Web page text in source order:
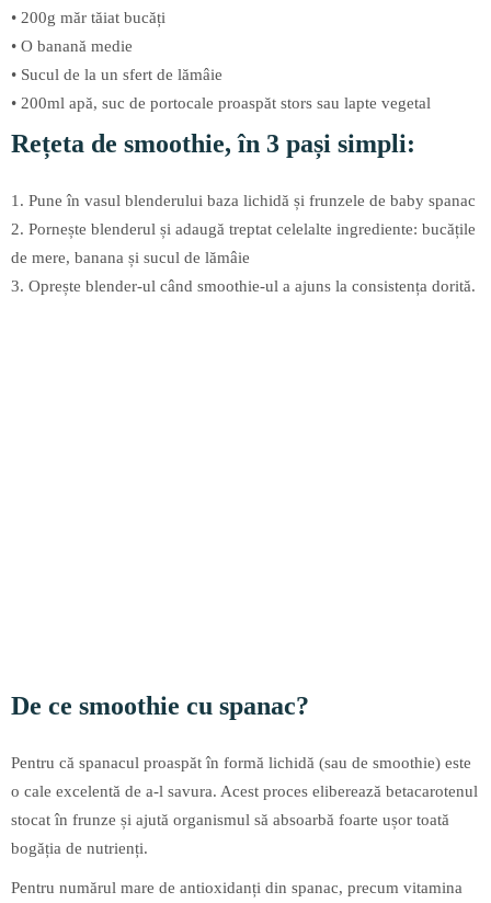
• 200g măr tăiat bucăți
• O banană medie
• Sucul de la un sfert de lămâie
• 200ml apă, suc de portocale proaspăt stors sau lapte vegetal
Rețeta de smoothie, în 3 pași simpli:
1. Pune în vasul blenderului baza lichidă și frunzele de baby spanac
2. Pornește blenderul și adaugă treptat celelalte ingrediente: bucățile
de mere, banana și sucul de lămâie
3. Oprește blender-ul când smoothie-ul a ajuns la consistența dorită.
De ce smoothie cu spanac?
Pentru că spanacul proaspăt în formă lichidă (sau de smoothie) este
o cale excelentă de a-l savura. Acest proces eliberează betacarotenul
stocat în frunze și ajută organismul să absoarbă foarte ușor toată
bogăția de nutrienți.
Pentru numărul mare de antioxidanți din spanac, precum vitamina